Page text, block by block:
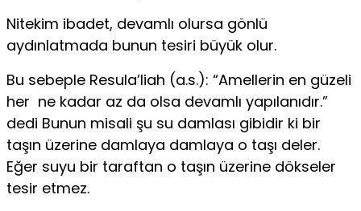
Nitekim ibadet, devamlı olursa gönlü
aydınlatmada bunun tesiri büyük olur.
Bu sebeple Resula’liah (a.s.): “Amellerin en güzeli
her ne kadar az da olsa devamlı yapılanıdır.”
dedi Bunun misali şu su damlası gibidir ki bir
taşın üzerine damlaya damlaya o taşı deler.
Eğer suyu bir taraftan o taşın üzerine dökseler
tesir etmez.